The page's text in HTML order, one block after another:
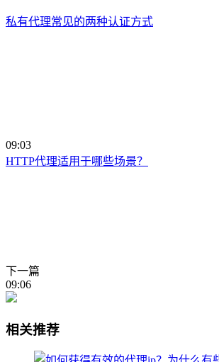
私有代理常见的两种认证方式
09:03
HTTP代理适用于哪些场景？
下一篇
09:06
相关推荐